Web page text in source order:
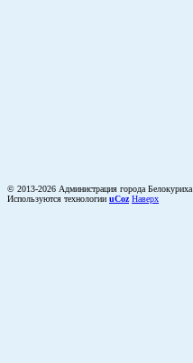
© 2013-2026 Администрация города Белокуриха
Используются технологии uCoz Наверх